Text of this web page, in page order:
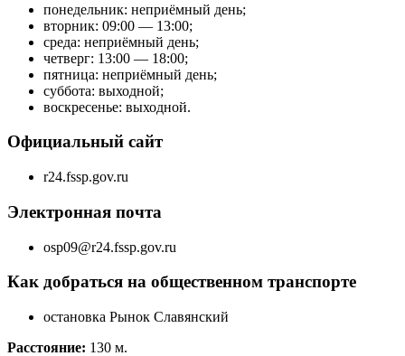
понедельник: неприёмный день;
вторник: 09:00 — 13:00;
среда: неприёмный день;
четверг: 13:00 — 18:00;
пятница: неприёмный день;
суббота: выходной;
воскресенье: выходной.
Официальный сайт
r24.fssp.gov.ru
Электронная почта
osp09@r24.fssp.gov.ru
Как добраться на общественном транспорте
остановка Рынок Славянский
Расстояние: 130 м.